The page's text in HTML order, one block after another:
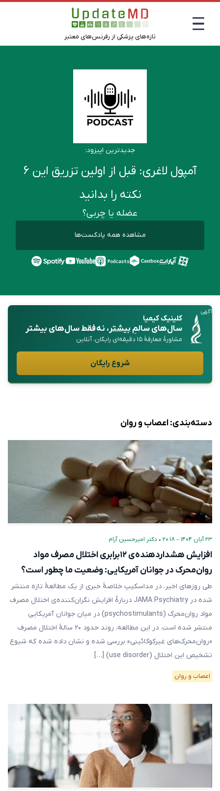
تازه‌های پزشکی از رفرنس‌های معتبر
جدیدترین اپیزود:
آمپول لاغری: قبل از اولین تزریق این ۶
نکته را بدانید
عضله یا چربی؟
مشاهده همه پادکست‌ها
آگهی
کلینیک کیمیا
سال‌های سالمِبیشتر، نه فقط سال‌های بیشتر
مشاورهٔ معارفهٔ ۱۵ دقیقه‌ای رایگان، آنلاین
شروع رایگان
دسته‌بندی:اعصاب و روان
۲۳ آبان ۱۴۰۴ – ۲۰:۱۸ • دکتر امیرحسین آرام
افزایش هشداردهنده‌ی ۱۲برابری اختلال مصرف مواد
روان‌محرک در جوانان آمریکایی: وضعیت ما چطور است؟
طی روزهای اخیر، در مداسکیپ خلاصهٔ خبری از یک مطالعهٔ تازه منتشر
شده در JAMA Psychiatry دربارهٔ افزایش نگران‌کننده‌ی اختلال مصرف
مواد روان‌محرک‌ (psychostimulants) در میان جوانان آمریکایی
منتشر شده است. در این مطالعه، روند حدود ۲۰ سالهٔ اختلال مصرف
«روان‌محرک‌های غیرکوکائینی» بررسی شده و نشان داده شده که شیوع
تشخیص این اختلال (use disorder) […]
اعصاب و روان